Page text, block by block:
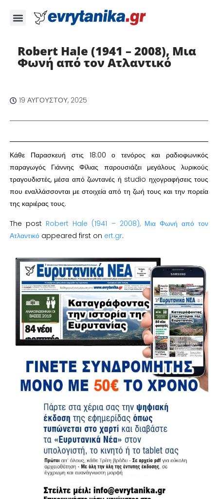
Robert Hale (1941 – 2008), Μια
Φωνή από τον Ατλαντικό
19 ΑΥΓΟΎΣΤΟΥ, 2025
Κάθε Παρασκευή στις 18:00 ο τενόρος και ραδιοφωνικός
παραγωγός Γιάννης Φίλιας παρουσιάζει μεγάλους λυρικούς
τραγουδιστές, μέσα από ζωντανές ή studio ηχογραφήσεις τους
που εναλλάσσονται με στοιχεία από τη ζωή τους και την πορεία
της καριέρας τους.
The post Robert Hale (1941 – 2008), Μια Φωνή από τον
Ατλαντικό appeared first on ert.gr.